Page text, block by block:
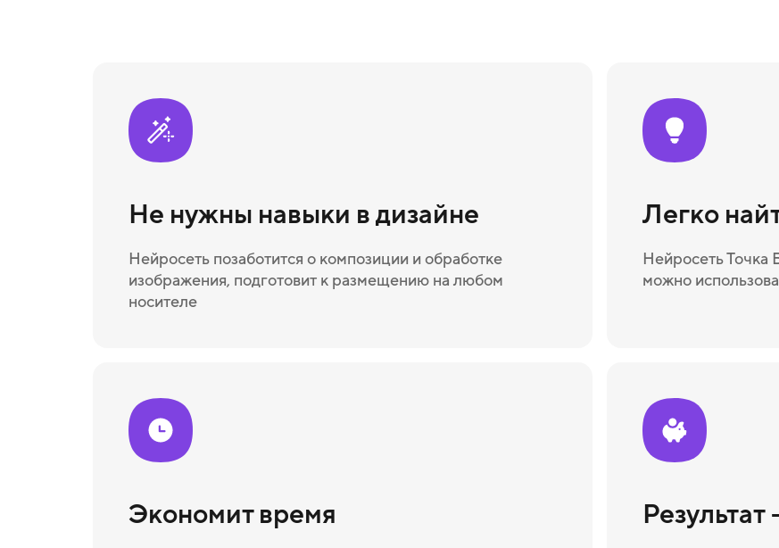
Не нужны навыки в дизайне
Нейросеть позаботится о композиции и обработке
изображения, подготовит к размещению на любом
носителе
Легко
Нейросеть Точка
можно
Экономит время